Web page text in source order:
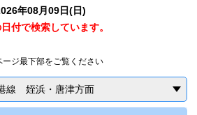
年08月09日(日)
付で検索しています。
ジ最下部をご覧ください
線 姪浜・唐津方面